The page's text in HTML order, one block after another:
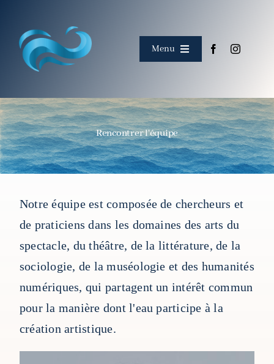
content
Menu
À propos
Rencontrer l'équipe
Événements
Collaborations
Mapping HydroArts
Rencontrer l'équipe
Notre équipe est composée de chercheurs et
de praticiens dans les domaines des arts du
spectacle, du théâtre, de la littérature, de la
sociologie, de la muséologie et des humanités
numériques, qui partagent un intérêt commun
pour la manière dont l'eau participe à la
création artistique.